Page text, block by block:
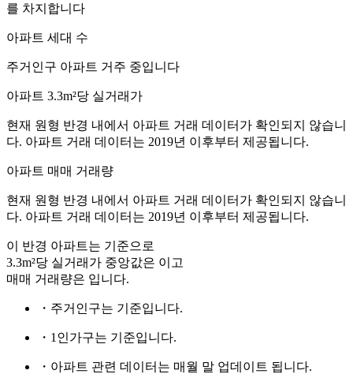
를 차지합니다
아파트 세대 수
주거인구 아파트 거주 중입니다
아파트 3.3m²당 실거래가
현재 원형 반경 내에서 아파트 거래 데이터가 확인되지 않습니
다. 아파트 거래 데이터는 2019년 이후부터 제공됩니다.
아파트 매매 거래량
현재 원형 반경 내에서 아파트 거래 데이터가 확인되지 않습니
다. 아파트 거래 데이터는 2019년 이후부터 제공됩니다.
이 반경 아파트는 기준으로
3.3m²당 실거래가 중앙값은 이고
매매 거래량은 입니다.
・주거인구는 기준입니다.
・1인가구는 기준입니다.
・아파트 관련 데이터는 매월 말 업데이트 됩니다.